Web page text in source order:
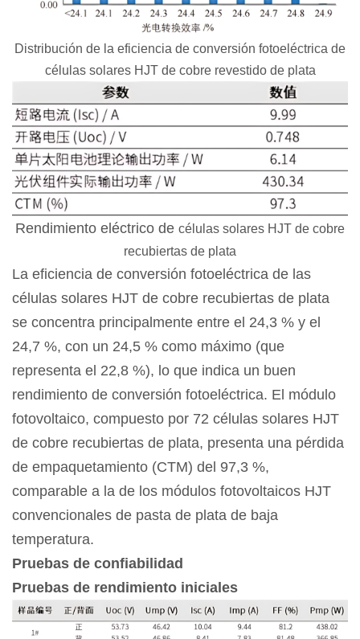
Distribución de la eficiencia de conversión fotoeléctrica de
células solares HJT de cobre revestido de plata
Rendimiento eléctrico de células solares HJT de cobre
recubiertas de plata
La eficiencia de conversión fotoeléctrica de las
células solares HJT de cobre recubiertas de plata
se concentra principalmente entre el 24,3 % y el
24,7 %, con un 24,5 % como máximo (que
representa el 22,8 %), lo que indica un buen
rendimiento de conversión fotoeléctrica. El módulo
fotovoltaico, compuesto por 72 células solares HJT
de cobre recubiertas de plata, presenta una pérdida
de empaquetamiento (CTM) del 97,3 %,
comparable a la de los módulos fotovoltaicos HJT
convencionales de pasta de plata de baja
temperatura.
Pruebas de confiabilidad
Pruebas de rendimiento iniciales